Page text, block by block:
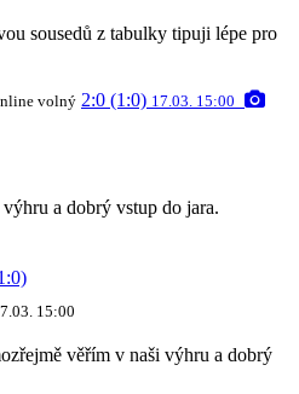
sousedů z tabulky tipuji lépe pro
volný 2:0 (1:0) 17.03. 15:00
a dobrý vstup do jara.
15:00
věřím v naši výhru a dobrý